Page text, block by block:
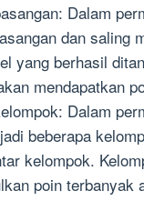
Dalam
dan saling
yang berhasil
mendapatkan
Dalam
beberapa
kelompok.
poin terbanyak